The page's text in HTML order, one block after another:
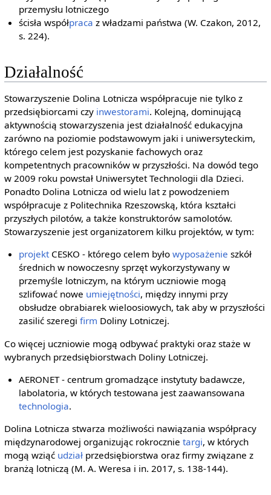
przemysłu lotniczego
ścisła współpraca z władzami państwa (W. Czakon, 2012,
s. 224).
Działalność
Stowarzyszenie Dolina Lotnicza współpracuje nie tylko z
przedsiębiorcami czy inwestorami. Kolejną, dominującą
aktywnością stowarzyszenia jest działalność edukacyjna
zarówno na poziomie podstawowym jaki i uniwersyteckim,
którego celem jest pozyskanie fachowych oraz
kompetentnych pracowników w przyszłości. Na dowód tego
w 2009 roku powstał Uniwersytet Technologii dla Dzieci.
Ponadto Dolina Lotnicza od wielu lat z powodzeniem
współpracuje z Politechnika Rzeszowską, która kształci
przyszłych pilotów, a także konstruktorów samolotów.
Stowarzyszenie jest organizatorem kilku projektów, w tym:
projektCESKO - którego celem byłowyposażenie szkół
średnich w nowoczesny sprzęt wykorzystywany w
przemyśle lotniczym, na którym uczniowie mogą
szlifować nowe umiejętności, między innymi przy
obsłudze obrabiarek wieloosiowych, tak aby w przyszłości
zasilić szeregifirm Doliny Lotniczej.
Co więcej uczniowie mogą odbywać praktyki oraz staże w
wybranych przedsiębiorstwach Doliny Lotniczej.
AERONET - centrum gromadzące instytuty badawcze,
labolatoria, w których testowana jest zaawansowana
technologia.
Dolina Lotnicza stwarza możliwości nawiązania współpracy
międzynarodowej organizując rokrocznie targi, w których
mogą wziąć udziałprzedsiębiorstwa oraz firmy związane z
branżą lotniczą (M. A. Weresa i in. 2017, s. 138-144).